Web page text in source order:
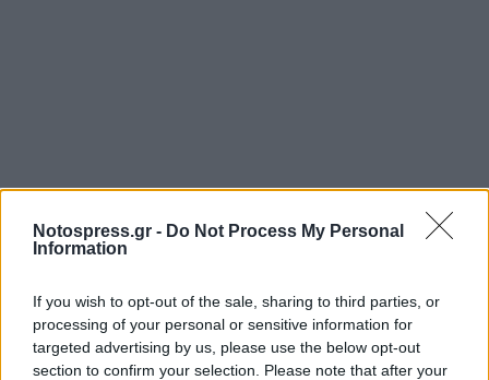
Notospress.gr - Do Not Process My Personal
Information
If you wish to opt-out of the sale, sharing to third parties, or
processing of your personal or sensitive information for
targeted advertising by us, please use the below opt-out
section to confirm your selection. Please note that after your
Σχετικά Άρθρα